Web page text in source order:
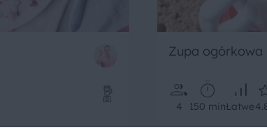
Zupa ogórkowa
4 150 minŁatwe